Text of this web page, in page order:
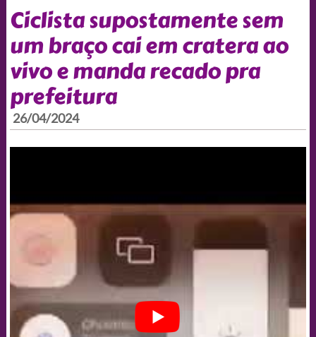
Ciclista supostamente sem
um braço cai em cratera ao
vivo e manda recado pra
prefeitura
26/04/2024